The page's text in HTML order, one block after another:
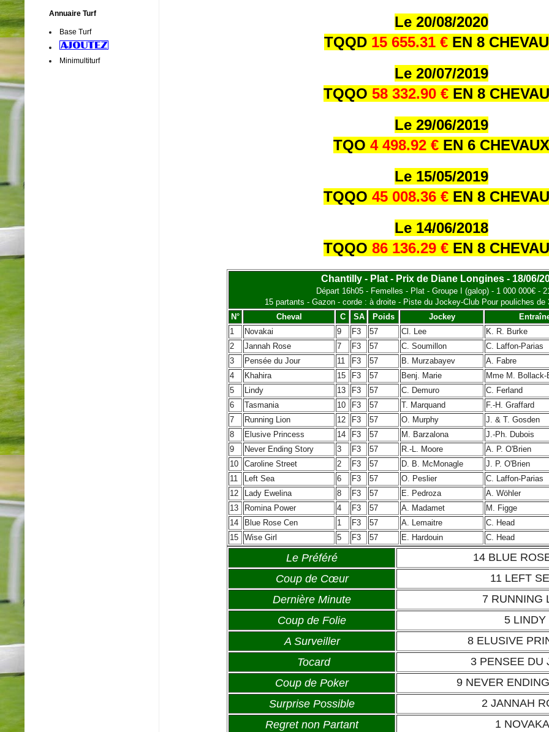
Le 20/08/2020
TQQD 15 655.31 € EN 8
Le 20/07/2019
TQQO 58 332.90 € EN 8
Le 29/06/2019
TQO 4 498.92 € EN 6 CHEVAUX
Le 15/05/2019
TQQO 45 008.36 € EN 8
Le 14/06/2018
TQQO 86 136.29 € EN 8
Chantilly - Plat - Prix de Diane Longines - 18/06/
Départ 16h05 - Femelles - Plat - Groupe I (galop) - 1 000 000€ -
15 partants - Gazon - corde : à droite - Piste du Jockey-Club Pour pouliches
N°
Cheval C SA Poids Jockey
1
Novakai 9 F3 57 Cl. Lee K. R. Burke
2
Jannah Rose 7 F3 57 C. Soumillon C. Laffon-Parias
3
Pensée du Jour 11 F3 57 B. Murzabayev A. Fabre
4
Khahira 15 F3 57 Benj. Marie Mme M. Bollack-
5
Lindy 13 F3 57 C. Demuro C. Ferland
6
Tasmania 10 F3 57 T. Marquand F.-H. Graffard
7
Running Lion 12 F3 57 O. Murphy J. & T. Gosden
8
Elusive Princess 14 F3 57 M. Barzalona J.-Ph. Dubois
9
Never Ending Story 3 F3 57 R.-L. Moore A. P. O'Brien
10
Caroline Street 2 F3 57 D. B. McMonagle
J. P. O'Brien
11
Left Sea 6 F3 57 O. Peslier C. Laffon-Parias
12
Lady Ewelina 8 F3 57 E. Pedroza A. Wöhler
13
Romina Power 4 F3 57 A. Madamet M. Figge
14
Blue Rose Cen 1 F3 57 A. Lemaitre C. Head
15
Wise Girl 5 F3 57 E. Hardouin C. Head
Le Préféré
14 BLUE
Coup de Cœur
11 LEFT
Dernière Minute
7 RUNNING
Coup de Folie
5 LINDY
A Surveiller
8 ELUSIVE
Tocard
3 PENSEE DU
Coup de Poker
9 NEVER
Surprise Possible
2 JANNAH
Regret non Partant
1
Annuaire Turf
Base Turf
Minimultiturf